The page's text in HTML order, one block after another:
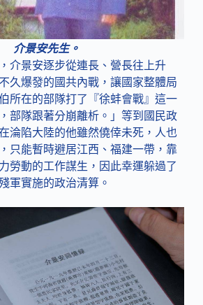
介景安先生。
介景安逐步從連長、營長往上升
久爆發的國共內戰，讓國家整體局
所在的部隊打了『徐蚌會戰』這一
部隊跟著分崩離析。」等到國民政
淪陷大陸的他雖然僥倖未死，人也
只能暫時避居江西、福建一帶，靠
勞動的工作謀生，因此幸運躲過了
軍實施的政治清算。